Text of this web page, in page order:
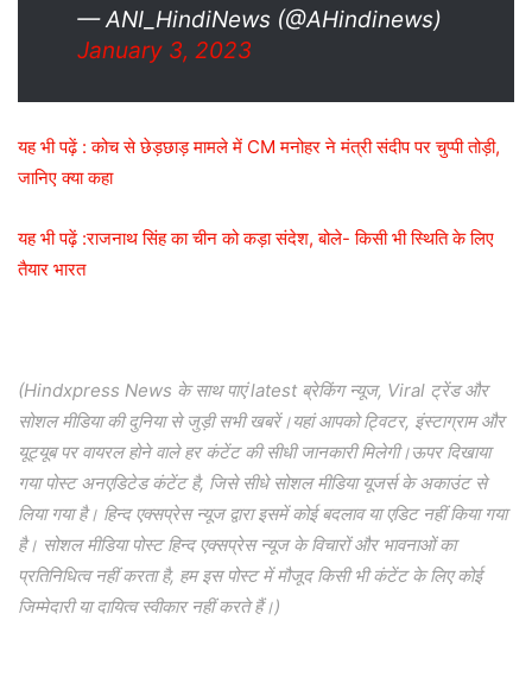
— ANI_HindiNews (@AHindinews)
January 3, 2023
यह भी पढ़ें : कोच से छेड़छाड़ मामले में CM मनोहर ने मंत्री संदीप पर चुप्पी तोड़ी,
जानिए क्या कहा
यह भी पढ़ें :राजनाथ सिंह का चीन को कड़ा संदेश, बोले- किसी भी स्थिति के लिए
तैयार भारत
(Hindxpress News के साथ पाएं latest ब्रेकिंग न्यूज, Viral ट्रेंड और
सोशल मीडिया की दुनिया से जुड़ी सभी खबरें।यहां आपको ट्विटर, इंस्टाग्राम और
यूट्यूब पर वायरल होने वाले हर कंटेंट की सीधी जानकारी मिलेगी।ऊपर दिखाया
गया पोस्ट अनएडिटेड कंटेंट है, जिसे सीधे सोशल मीडिया यूजर्स के अकाउंट से
लिया गया है। हिन्द एक्सप्रेस न्यूज द्वारा इसमें कोई बदलाव या एडिट नहीं किया गया
है। सोशल मीडिया पोस्ट हिन्द एक्सप्रेस न्यूज के विचारों और भावनाओं का
प्रतिनिधित्व नहीं करता है, हम इस पोस्ट में मौजूद किसी भी कंटेंट के लिए कोई
जिम्मेदारी या दायित्व स्वीकार नहीं करते हैं।)